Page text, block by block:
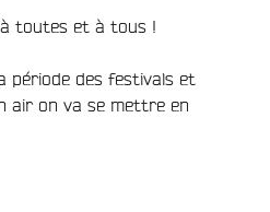
toutes et à tous !
période des festivals et
air on va se mettre en